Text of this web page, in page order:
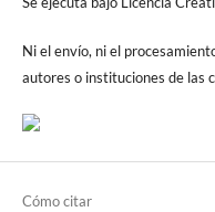
Ni el envío, ni el
autores o instituciones de las
Cómo citar